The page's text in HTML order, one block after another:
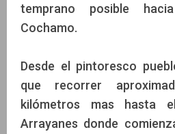
temprano posible
Cochamo.
Desde el pintoresco
que recorrer
kilómetros mas hasta
Arrayanes donde